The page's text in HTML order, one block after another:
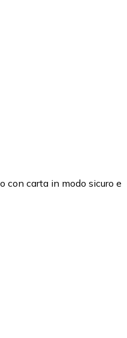
con carta in modo sicuro e